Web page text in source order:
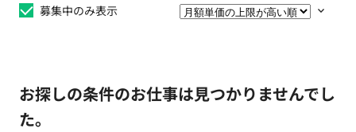
募集中のみ表示
お探しの条件のお仕事は見つかりませんでし
た。